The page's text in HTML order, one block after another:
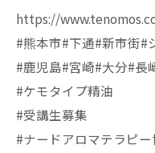
https://
#熊本市#下通#新市街#
#鹿児島#宮崎#大分#長
#ケモタイプ精油
#受講生募集
#ナードアロマテラピ